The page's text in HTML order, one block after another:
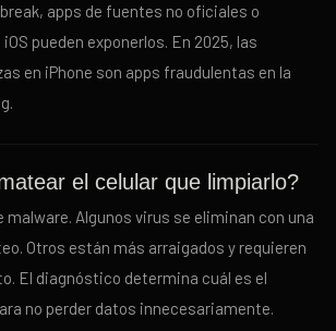
apps de fuentes no oficiales o
pueden exponerlos. En 2025, las
en iPhone son apps fraudulentas en la
el celular que limpiarlo?
malware. Algunos virus se eliminan con una
Otros están más arraigados y requieren
El diagnóstico determina cuál es el
no perder datos innecesariamente.